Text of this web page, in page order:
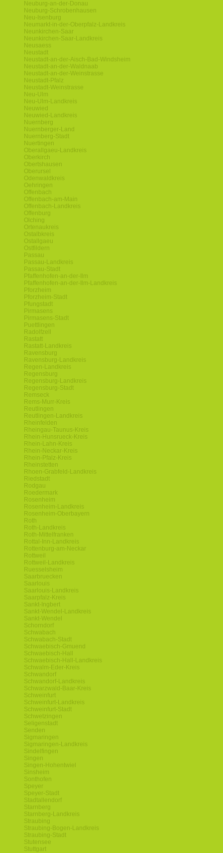
Neuburg-an-der-Donau
Neuburg-Schrobenhausen
Neu-Isenburg
Neumarkt-in-der-Oberpfalz-Landkreis
Neunkirchen-Saar
Neunkirchen-Saar-Landkreis
Neusaess
Neustadt
Neustadt-an-der-Aisch-Bad-Windsheim
Neustadt-an-der-Waldnaab
Neustadt-an-der-Weinstrasse
Neustadt-Pfalz
Neustadt-Weinstrasse
Neu-Ulm
Neu-Ulm-Landkreis
Neuwied
Neuwied-Landkreis
Nuernberg
Nuernberger-Land
Nuernberg-Stadt
Nuertingen
Oberallgaeu-Landkreis
Oberkirch
Obertshausen
Oberursel
Odenwaldkreis
Oehringen
Offenbach
Offenbach-am-Main
Offenbach-Landkreis
Offenburg
Olching
Ortenaukreis
Ostalbkreis
Ostallgaeu
Ostfildern
Passau
Passau-Landkreis
Passau-Stadt
Pfaffenhofen-an-der-Ilm
Pfaffenhofen-an-der-Ilm-Landkreis
Pforzheim
Pforzheim-Stadt
Pfungstadt
Pirmasens
Pirmasens-Stadt
Puettlingen
Radolfzell
Rastatt
Rastatt-Landkreis
Ravensburg
Ravensburg-Landkreis
Regen-Landkreis
Regensburg
Regensburg-Landkreis
Regensburg-Stadt
Remseck
Rems-Murr-Kreis
Reutlingen
Reutlingen-Landkreis
Rheinfelden
Rheingau-Taunus-Kreis
Rhein-Hunsrueck-Kreis
Rhein-Lahn-Kreis
Rhein-Neckar-Kreis
Rhein-Pfalz-Kreis
Rheinstetten
Rhoen-Grabfeld-Landkreis
Riedstadt
Rodgau
Roedermark
Rosenheim
Rosenheim-Landkreis
Rosenheim-Oberbayern
Roth
Roth-Landkreis
Roth-Mittelfranken
Rottal-Inn-Landkreis
Rottenburg-am-Neckar
Rottweil
Rottweil-Landkreis
Ruesselsheim
Saarbruecken
Saarlouis
Saarlouis-Landkreis
Saarpfalz-Kreis
Sankt-Ingbert
Sankt-Wendel-Landkreis
Sankt-Wendel
Schorndorf
Schwabach
Schwabach-Stadt
Schwaebisch-Gmuend
Schwaebisch-Hall
Schwaebisch-Hall-Landkreis
Schwalm-Eder-Kreis
Schwandorf
Schwandorf-Landkreis
Schwarzwald-Baar-Kreis
Schweinfurt
Schweinfurt-Landkreis
Schweinfurt-Stadt
Schwetzingen
Seligenstadt
Senden
Sigmaringen
Sigmaringen-Landkreis
Sindelfingen
Singen
Singen-Hohentwiel
Sinsheim
Sonthofen
Speyer
Speyer-Stadt
Stadtallendorf
Starnberg
Starnberg-Landkreis
Straubing
Straubing-Bogen-Landkreis
Straubing-Stadt
Stutensee
Stuttgart